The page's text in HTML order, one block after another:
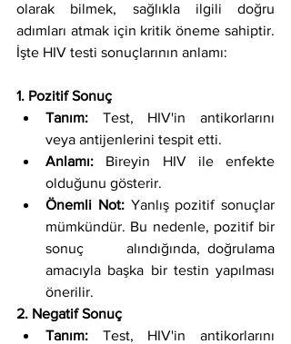
olarak bilmek, sağlıkla ilgili doğru
adımları atmak için kritik öneme sahiptir.
İşte HIV testi sonuçlarının anlamı:
1. Pozitif Sonuç
Tanım: Test, HIV'in antikorlarını
veya antijenlerini tespit etti.
Anlamı: Bireyin HIV ile enfekte
olduğunu gösterir.
Önemli Not: Yanlış pozitif sonuçlar
mümkündür. Bu nedenle, pozitif bir
sonuç      alındığında, doğrulama
amacıyla başka bir testin yapılması
önerilir.
2. Negatif Sonuç
Tanım: Test, HIV'in antikorlarını